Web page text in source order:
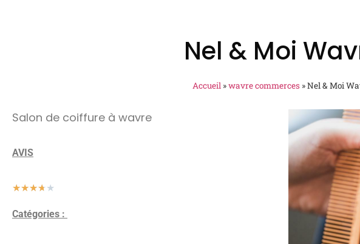
Nel & Moi
Accueil »wavre commerces »Nel & Moi
Salon de coiffure à wavre
AVIS
★★★★★
Catégories :